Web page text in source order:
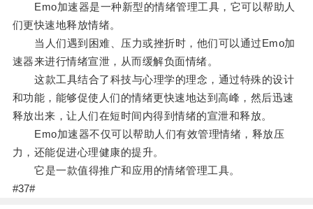
Emo加速器是一种新型的情绪管理工具，它可以帮助人
们更快速地释放情绪。
当人们遇到困难、压力或挫折时，他们可以通过Emo加
速器来进行情绪宣泄，从而缓解负面情绪。
这款工具结合了科技与心理学的理念，通过特殊的设计
和功能，能够促使人们的情绪更快速地达到高峰，然后迅速
释放出来，让人们在短时间内得到情绪的宣泄和释放。
Emo加速器不仅可以帮助人们有效管理情绪，释放压
力，还能促进心理健康的提升。
它是一款值得推广和应用的情绪管理工具。
#37#